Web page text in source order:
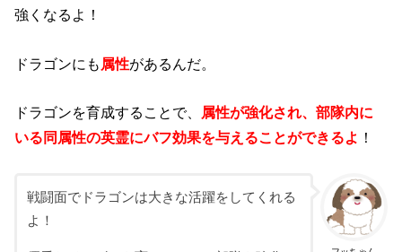
強くなるよ！
ドラゴンにも 属性があるんだ。
ドラゴンを育成することで、 属性が強化され、部隊内に
いる同属性の英霊にバフ効果を与えることができるよ ！
戦闘面でドラゴンは大きな活躍をしてくれる
よ！